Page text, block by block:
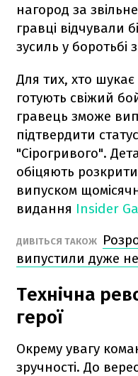
нагород за
гравці відчували
зусиль у боротьбі
Для тих, хто
готують свіжий
гравець зможе
підтвердити
"Сірогривого".
обіцяють
випуском
видання Insider
ДИВІТЬСЯ ТАКОЖ
випустили дуже
Технічна
герої
Окрему увагу
зручності. До